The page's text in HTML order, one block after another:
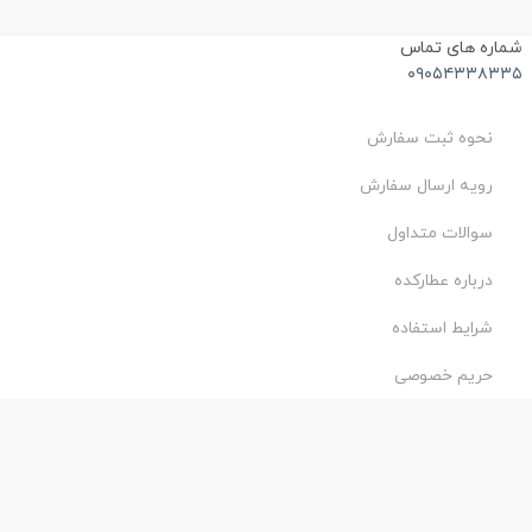
های تماس
نحوه ثبت سفارش
رویه ارسال سفارش
سوالات متداول
درباره عطارکده
شرایط استفاده
حریم خصوصی